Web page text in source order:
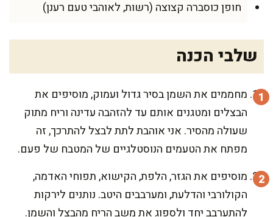
חופן כוסברה קצוצה (רשות, לאוהבי טעם רענן)
שלבי הכנה
מחממים את השמן בסיר גדול ועמוק, מוסיפים את
הבצלים ומטגנים אותם עד להזהבה עדינה וריח מתוק
שעולה מהסיר. אני אוהבת לתת לבצל להתרכך, זה
מפתח את הטעמים הנוסטלגיים של המטבח של פעם.
מוסיפים את הגזר, הלפת, הקישוא, תפוחי האדמה,
הקולורבי והדלעת, ומערבבים היטב. נותנים לירקות
להתערבב יחד ולספוג את משב הריח מהבצל והשמן.